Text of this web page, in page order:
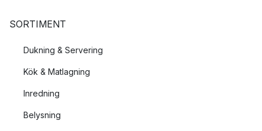
SORTIMENT
Dukning & Servering
Kök & Matlagning
Inredning
Belysning